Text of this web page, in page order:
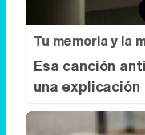
Tu memoria y la
Esa canción
una explicación